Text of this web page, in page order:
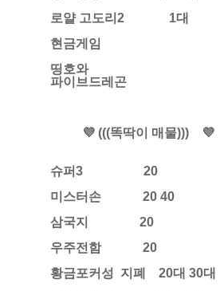
로얄 고도리2 1대
현금게임
띵호와
파이브드레곤
💜 (((똑딱이 매물))) 💜
슈퍼3 20
미스터손 20 40
삼국지 20
우주전함 20
황금포커성 지폐 20대 30대